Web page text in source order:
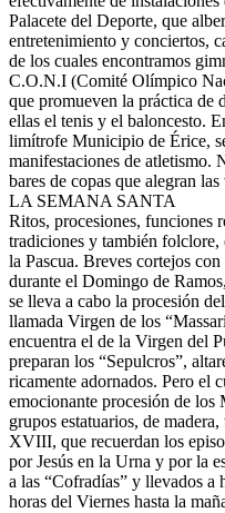
Palacete del Deporte, que
entretenimiento y conciertos,
de los cuales encontramos
C.O.N.I (Comité Olímpico
que promueven la práctica de
ellas el tenis y el baloncesto.
limítrofe Municipio de Érice,
manifestaciones de atletismo.
bares de copas que alegran las
LA SEMANA SANTA
Ritos, procesiones, funciones
tradiciones y también folclore,
la Pascua. Breves cortejos
durante el Domingo de
se lleva a cabo la procesión
llamada Virgen de los
encuentra el de la Virgen del
preparan los “Sepulcros”,
ricamente adornados. Pero el
emocionante procesión de los
grupos estatuarios, de
XVIII, que recuerdan los
por Jesús en la Urna y por la
a las “Cofradías” y llevados a
horas del Viernes hasta la